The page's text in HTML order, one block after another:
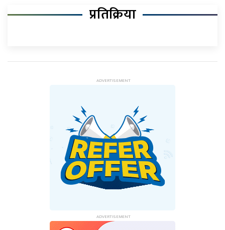
प्रतिक्रिया